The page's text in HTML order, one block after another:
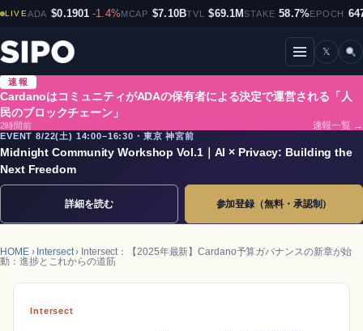
LIVEADA $0.1901 -1.4%MCAP $7.10BTVL $69.1MSTAKE 58.7%EPOCH
メニューを開閉
𝕏
速報
CardanoはコミュニティがADAの保有者による決定で運営される「人
民のブロックチェーン」
2時間前
速報一覧 →
EVENT 8/22(土) 14:00–16:30・東京 神宮前
Midnight Community Workshop Vol.1｜AI × Privacy: Building the
Next Freedom
詳細を読む 参加登録（無料・承認制）
HOME› Intersect› Intersect：【2025年最新】Cardano予算ガバナンスの新章が始
動：進捗とこれからの道筋
Intersect